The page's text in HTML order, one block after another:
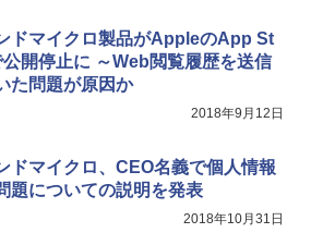
ードウェア・市販ソフトウェアのパーフ
クトリストと最新エミュレータ紹介
1,600
31,980
New Amazon Kindle Scribe Colorsoft |
11インチカラーディスプレイ、64GBスト
、色調調節ライト、プレミアムペン付
、グラファイト
ドマイクロ製品がAppleのApp St
開停止に ～Web閲覧履歴を送信
た問題が原因か
2018年9月12日
ドマイクロ、CEO名義で個人情報
題についての説明を発表
2018年10月31日